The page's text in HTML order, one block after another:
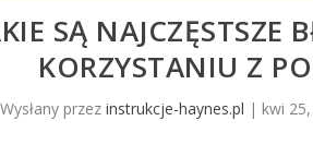
SĄ NAJCZĘSTSZE
KORZYSTANIU Z
Wysłany przez instrukcje-haynes.pl | kwi